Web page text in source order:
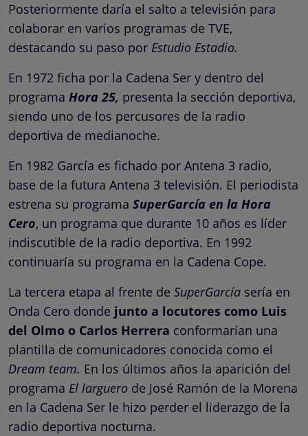
Posteriormente daría el salto a televisión para
colaborar en varios programas de TVE,
destacando su paso por Estudio Estadio.
En 1972 ficha por la Cadena Ser y dentro del
programa Hora 25, presenta la sección deportiva,
siendo uno de los percusores de la radio
deportiva de medianoche.
En 1982 García es fichado por Antena 3 radio,
base de la futura Antena 3 televisión. El periodista
estrena su programa SuperGarcía en la Hora
Cero, un programa que durante 10 años es líder
indiscutible de la radio deportiva. En 1992
continuaría su programa en la Cadena Cope.
La tercera etapa al frente de SuperGarcía sería en
Onda Cero donde junto a locutores como Luis
del Olmo o Carlos Herrera conformarían una
plantilla de comunicadores conocida como el
Dream team. En los últimos años la aparición del
programa El larguero de José Ramón de la Morena
en la Cadena Ser le hizo perder el liderazgo de la
radio deportiva nocturna.